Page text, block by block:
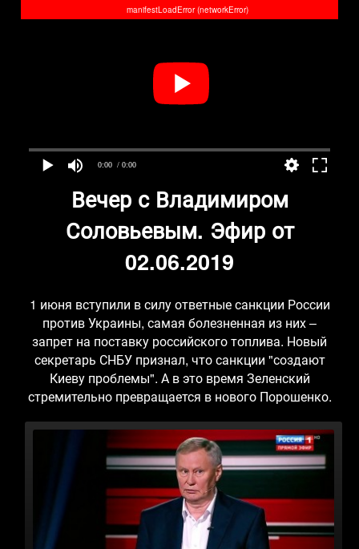
0:00 / 0:00
manifestLoadError (networkError)
Вечер с Владимиром
Соловьевым. Эфир от
02.06.2019
1 июня вступили в силу ответные санкции России
против Украины, самая болезненная из них –
запрет на поставку российского топлива. Новый
секретарь СНБУ признал, что санкции "создают
Киеву проблемы". А в это время Зеленский
стремительно превращается в нового Порошенко.